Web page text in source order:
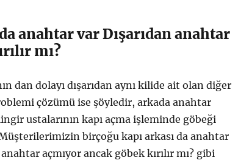
anahtar var Dışarıdan anahtar
mı?
dan dolayı dışarıdan aynı kilide ait olan diğer
çözümü ise şöyledir, arkada anahtar
ustalarının kapı açma işleminde göbeği
birçoğu kapı arkası da anahtar
açmıyor ancak göbek kırılır mı? gibi